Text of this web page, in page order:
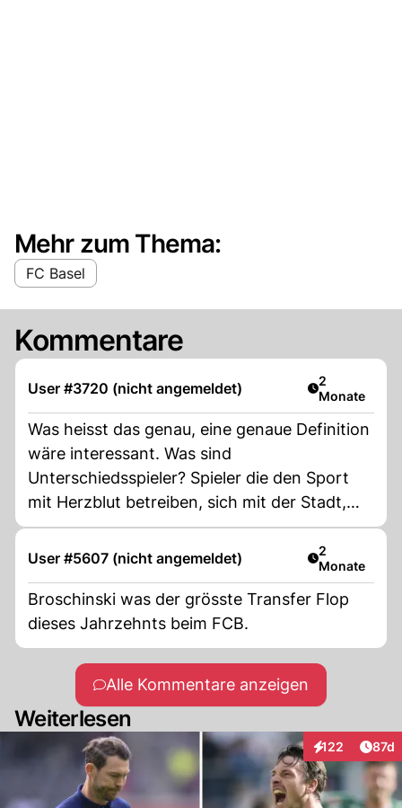
Mehr zum Thema:
FC Basel
Kommentare
User #3720 (nicht angemeldet) Artikel
2
Monate
Was heisst das genau, eine genaue Definition
wäre interessant. Was sind
Unterschiedsspieler? Spieler die den Sport
mit Herzblut betreiben, sich mit der Stadt,
der Region und dem Verein identifizieren?!?
Und nicht nur wegen des Geldes kommen. Es
muss im kollektiv stimmen, 11 Spieler auf dem
Feld und auch die Ersatz Spieler müssen eine
Einheit sein.
User #5607 (nicht angemeldet) Artikel
2
Monate
Broschinski was der grösste Transfer Flop
dieses Jahrzehnts beim FCB.
Alle Kommentare anzeigen
Weiterlesen
122
Interaktionen
87d